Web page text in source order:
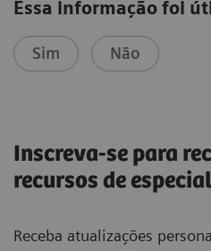
Essa informação foi
Sim Não
Inscreva-se para
recursos de
Receba atualizações